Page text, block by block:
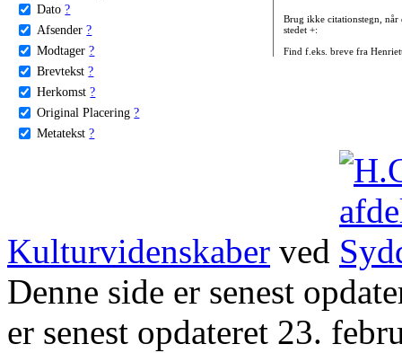
Dato ?
Afsender ?
Modtager ?
Brevtekst ?
Herkomst ?
Original Placering ?
Metatekst ?
Brug ikke citationstegn, når
stedet +:
Find f.eks. breve fra
Kulturvidenskaber ved
Denne side er senest
er senest opdateret 23.